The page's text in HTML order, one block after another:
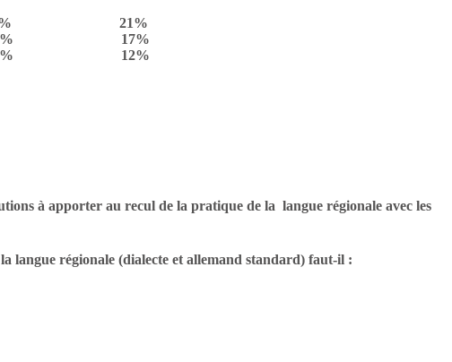
21%
17%
12%
à apporter au recul de la pratique de la langue régionale avec les
langue régionale (dialecte et allemand standard) faut-il :